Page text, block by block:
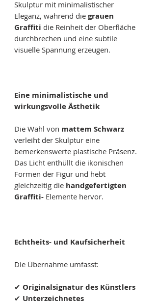
Skulptur mit minimalistischer
Eleganz, während die grauen
Graffiti die Reinheit der Oberfläche
durchbrechen und eine subtile
visuelle Spannung erzeugen.
Eine minimalistische und
wirkungsvolle Ästhetik
Die Wahl von mattem Schwarz
verleiht der Skulptur eine
bemerkenswerte plastische Präsenz.
Das Licht enthüllt die ikonischen
Formen der Figur und hebt
gleichzeitig die handgefertigten
Graffiti- Elemente hervor.
Echtheits- und Kaufsicherheit
Die Übernahme umfasst:
✔ Originalsignatur des Künstlers
✔ Unterzeichnetes